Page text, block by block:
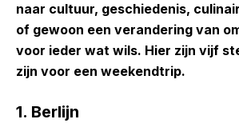
naar cultuur, geschiedenis,
of gewoon een verandering van
voor ieder wat wils. Hier zijn vijf
zijn voor een weekendtrip.
1. Berlijn